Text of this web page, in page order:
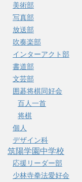
美術部
写真部
放送部
吹奏楽部
インターアクト部
書道部
文芸部
囲碁将棋同好会
百人一首
将棋
個人
デザイン科
筑陽学園中学校
応援リーダー部
少林寺拳法愛好会